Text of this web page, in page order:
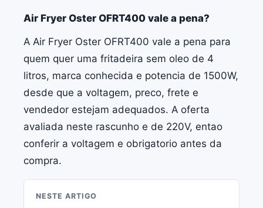
Air Fryer Oster OFRT400 vale a pena?
A Air Fryer Oster OFRT400 vale a pena para
quem quer uma fritadeira sem oleo de 4
litros, marca conhecida e potencia de 1500W,
desde que a voltagem, preco, frete e
vendedor estejam adequados. A oferta
avaliada neste rascunho e de 220V, entao
conferir a voltagem e obrigatorio antes da
compra.
NESTE ARTIGO